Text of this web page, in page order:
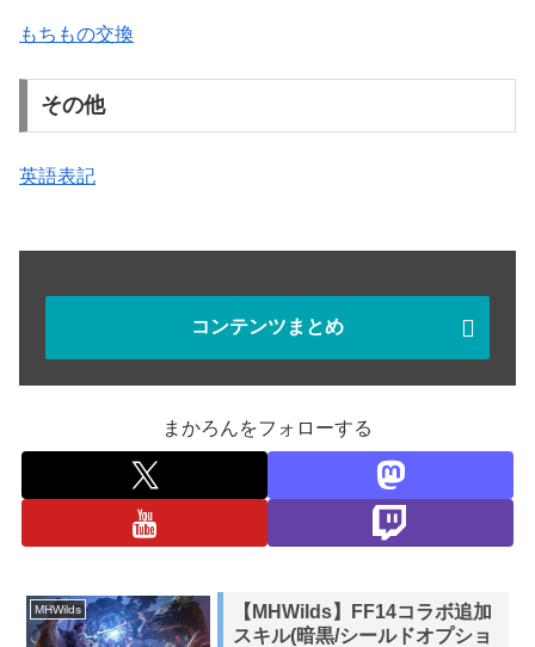
もちもの交換
その他
英語表記
コンテンツまとめ
まかろんをフォローする
MHWilds
【MHWilds】FF14コラボ追加
スキル(暗黒/シールドオプショ